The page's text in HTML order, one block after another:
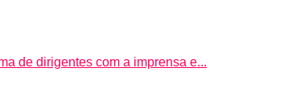
de dirigentes com a imprensa e...